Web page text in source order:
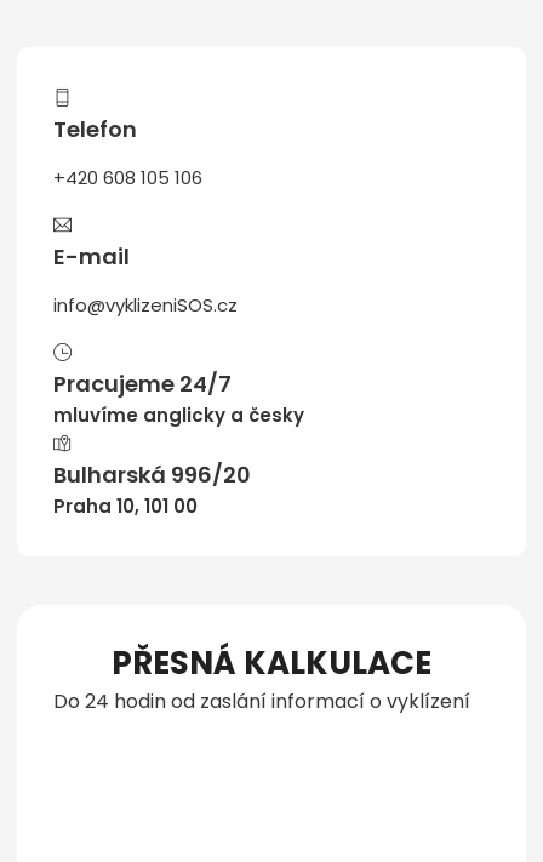
Telefon
+420 608 105 106
E-mail
info@vyklizeniSOS.cz
Pracujeme 24/7
mluvíme anglicky a česky
Bulharská 996/20
Praha 10, 101 00
PŘESNÁ KALKULACE
Do 24 hodin od zaslání informací o vyklízení